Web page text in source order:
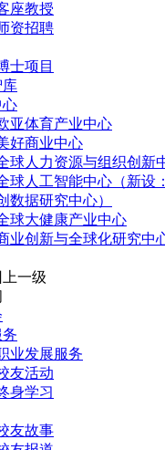
座教授
资招聘
士项目
库
心
亚体育产业中心
好商业中心
球人力资源与组织创新
球人工智能中心（新设
数据研究中心）
球大健康产业中心
业创新与全球化研究中
业发展服务
友活动
身学习
友故事